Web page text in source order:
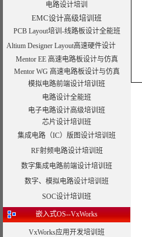
电路设计培训
EMC设计高级培训班
PCB Layout培训-线路板设计全能班
Altium Designer Layout高速硬件设计
Mentor EE 高速电路板设计与仿真
Mentor WG 高速电路板设计与仿真
模拟电路前端设计培训班
电路设计全能班
电子电路设计高级培训班
芯片设计培训班
集成电路（IC）版图设计培训班
RF射频电路设计培训班
数字集成电路前端设计培训班
数字、模拟电路设计培训班
SOC设计培训班
嵌入式OS--VxWorks
VxWorks应用开发培训班